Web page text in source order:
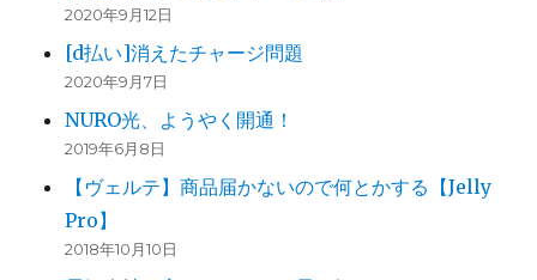
2020年9月12日
[d払い]消えたチャージ問題
2020年9月7日
NURO光、ようやく開通！
2019年6月8日
【ヴェルテ】商品届かないので何とかする【Jelly
Pro】
2018年10月10日